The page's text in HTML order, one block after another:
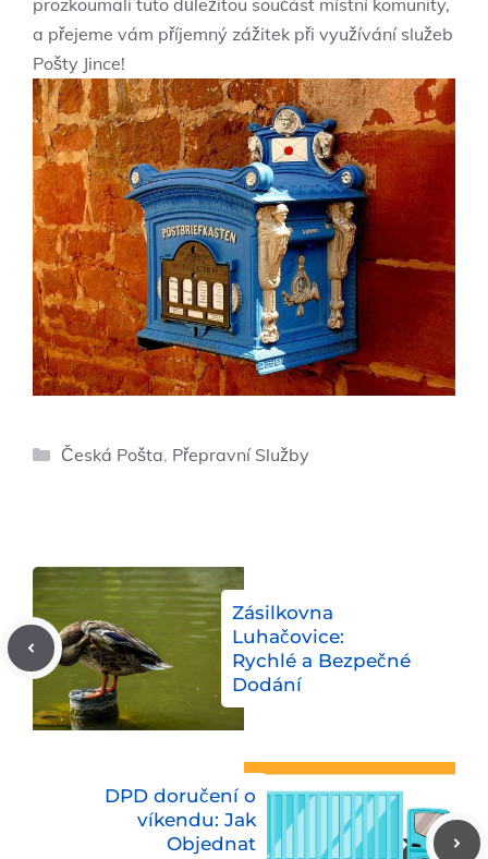
a přejeme vám příjemný zážitek při využívání služeb
Pošty Jince!
Rubriky
Česká Pošta, Přepravní Služby
Zásilkovna
Luhačovice:
Rychlé a Bezpečné
Dodání
DPD doručení o
víkendu: Jak
Objednat